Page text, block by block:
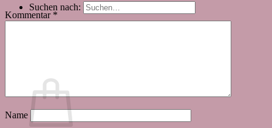
Suchen nach:
Kommentar *
Name